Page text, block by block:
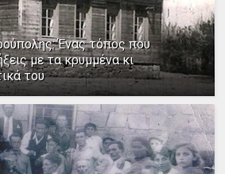
Ένας τόπος που
με τα κρυμμένα κι
του